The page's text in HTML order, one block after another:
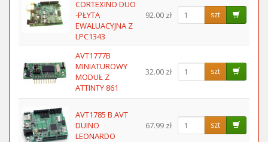
CORTEXINO DUO
-PŁYTA
EWALUACYJNA Z
LPC1343
92.00 zł szt
AVT1777B
MINIATUROWY
MODUŁ Z
ATTINTY 861
32.00 zł szt
AVT1785 B AVT
DUINO
LEONARDO
67.99 zł szt